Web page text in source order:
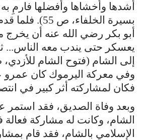
أشدها وأخشاها وأفضلها فارمِ به
بسيرة الخلفاء، ص
أبو بكر رضي الله عنه أن يخرج
يعسكر حتى يندب معه الناس...
وفي معركة اليرموك كان عمرو
فكان لمشاركته أثر كبير في
وبعد وفاة الصديق، فقد
الشام، وكانت له مشاركة
الإسلامي بالشام، فقد قام